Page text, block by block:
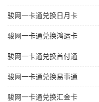
骏网一卡通兑换日月卡
骏网一卡通兑换鸿运卡
骏网一卡通兑换首付通
骏网一卡通兑换易事通
骏网一卡通兑换汇金卡